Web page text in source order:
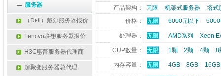
服务器
（Dell）戴尔服务器报价
Lenovo联想服务器报价
H3C惠普服务器代理商
超聚变服务器总代理
产品架构：
无限 机架式服务器
塔式
价格：
无限 6000元以下
处理器： 无限 AMD系列 Xeon
CUP数量： 无限 1颗 2颗 4颗 8
内存容量： 无限 4GB 8GB 16GB